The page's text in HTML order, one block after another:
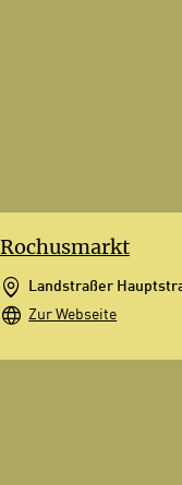
Rochusmarkt
Landstraßer
Zur Webseite